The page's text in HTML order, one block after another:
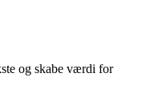
og skabe værdi for